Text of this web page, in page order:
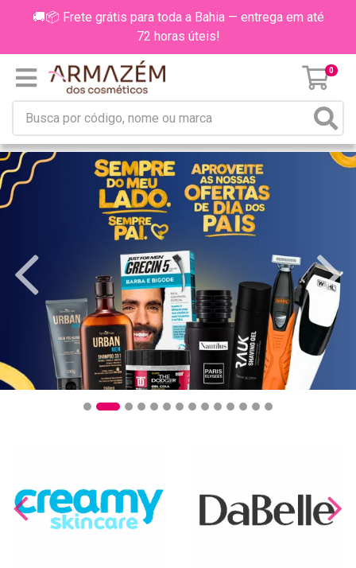
🚚📦 Frete grátis para toda a Bahia — entrega em até
72 horas úteis!
0